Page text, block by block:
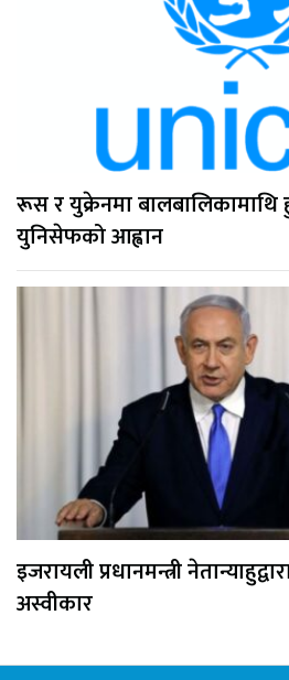
रूस र युक्रेनमा
युनिसेफको आह्वान
इजरायली प्रधानमन्त्री
अस्वीकार